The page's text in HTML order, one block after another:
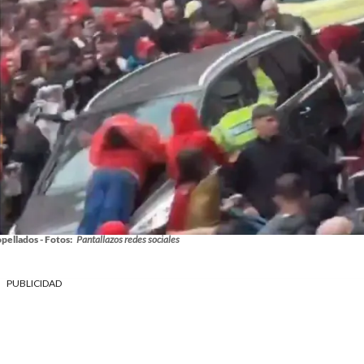
- Fotos: Pantallazos redes sociales
PUBLICIDAD